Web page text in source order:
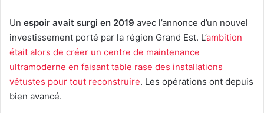
Un espoir avait surgi en 2019 avec l’annonce d’un nouvel
investissement porté par la région Grand Est. L’ambition
était alors de créer un centre de maintenance
ultramoderne en faisant table rase des installations
vétustes pour tout reconstruire. Les opérations ont depuis
bien avancé.